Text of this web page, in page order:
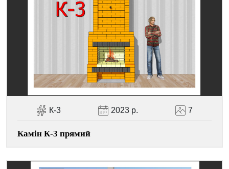
К-3 2023 р. 7
Камін К-3 прямий